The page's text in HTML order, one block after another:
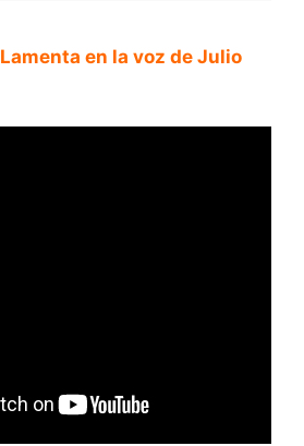
en la voz de Julio